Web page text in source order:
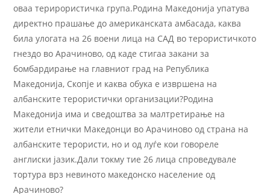
оваа терирористичка група.Родина Македонија упатува
директно прашање до американската амбасада, каква
била улогата на 26 воени лица на САД во терористичкото
гнездо во Арачиново, од каде стигаа закани за
бомбардирање на главниот град на Република
Македонија, Скопје и каква обука е извршена на
албанските терористички организации?Родина
Македонија има и сведоштва за малтретирање на
жители етнички Македонци во Арачиново од страна на
албанските терористи, но и од луѓе кои говореле
англиски јазик.Дали токму тие 26 лица спроведувале
тортура врз невиното македонско население од
Арачиново?